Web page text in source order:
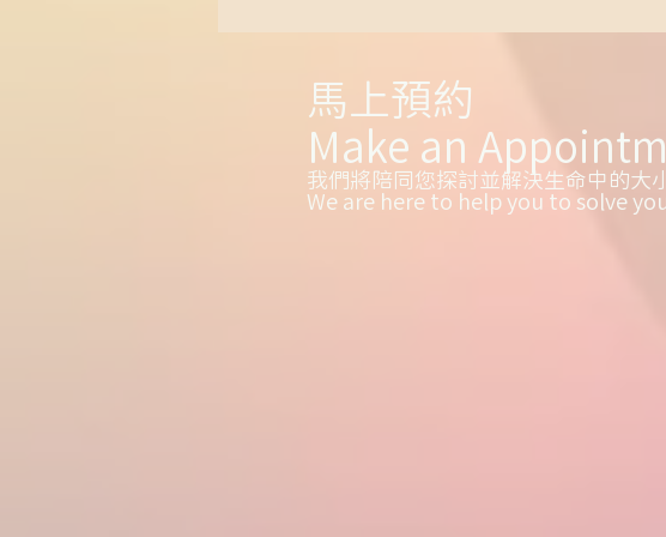
馬上預約
Make an
我們將陪同您探討並解決生命中的大
We are here to help you to solve